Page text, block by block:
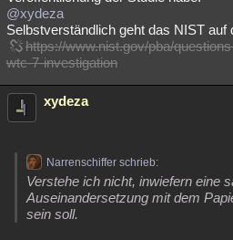
@xydeza
Selbstverständlich geht das NIST auf
https://www.nist.gov/pba/
wtc-7-investigation
xydeza
Narrenschiffer schrieb:
Verstehe ich nicht, inwiefern eine
Auseinandersetzung mit dem
sein soll.